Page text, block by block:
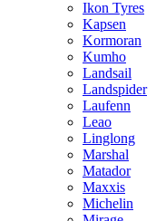
Ikon Tyres
Kapsen
Kormoran
Kumho
Landsail
Landspider
Laufenn
Leao
Linglong
Marshal
Matador
Maxxis
Michelin